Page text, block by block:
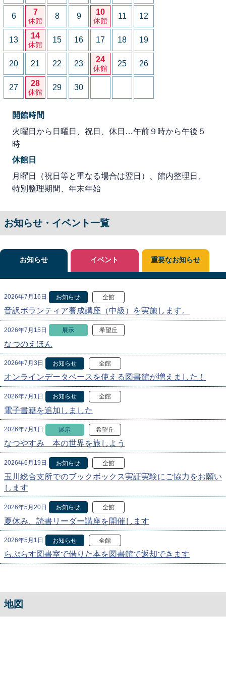
6 7
休館
8 9 10
休館
11 12
13 14
休館
15 16 17 18 19
20 21 22 23 24
休館
25 26
27 28
休館
29 30
開館時間
火曜日から日曜日、祝日、休日…午前９時から午後５
時
休館日
月曜日（祝日等と重なる場合は翌日）、館内整理日、
特別整理期間、年末年始
お知らせ・イベント一覧
お知らせ
2026年7月16日 お知らせ 全館
音訳ボランティア養成講座（中級）を実施します。
2026年7月15日 展示 希望丘
なつのえほん
2026年7月3日 お知らせ 全館
オンラインデータベースを使える図書館が増えました！
2026年7月1日 お知らせ 全館
電子書籍を追加しました
2026年7月1日 展示 希望丘
なつやすみ 本の世界を旅しよう
2026年6月19日 お知らせ 全館
玉川総合支所でのブックボックス実証実験にご協力をお願い
します
2026年5月20日 お知らせ 全館
夏休み、読書リーダー講座を開催します
2026年5月1日 お知らせ 全館
らぷらす図書室で借りた本を図書館で返却できます
イベント 重要なお知らせ
地図